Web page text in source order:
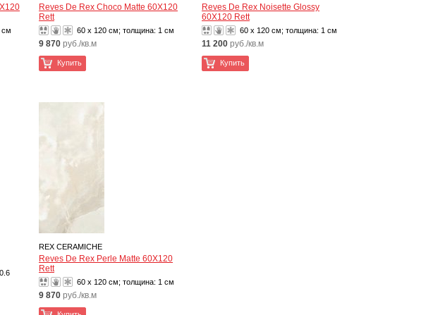
см
Reves De Rex Choco Matte 60X120
Rett
60 x 120 см; толщина: 1 см
9 870 руб./кв.м
Купить
Reves De Rex Noisette Glossy
60X120 Rett
60 x 120 см; толщина: 1 см
11 200 руб./кв.м
Купить
0.6
REX CERAMICHE
Reves De Rex Perle Matte 60X120
Rett
60 x 120 см; толщина: 1 см
9 870 руб./кв.м